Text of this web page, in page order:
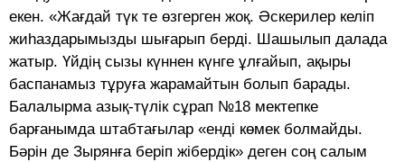
екен. «Жағдай түк те өзгерген жоқ. Әскерилер келіп
жиһаздарымызды шығарып берді. Шашылып далада
жатыр. Үйдің сызы күннен күнге ұлғайып, ақыры
баспанамыз тұруға жарамайтын болып барады.
Балалырма азық-түлік сұрап №18 мектепке
барғанымда штабтағылар «енді көмек болмайды.
Бәрін де Зырянға беріп жібердік» деген соң салым